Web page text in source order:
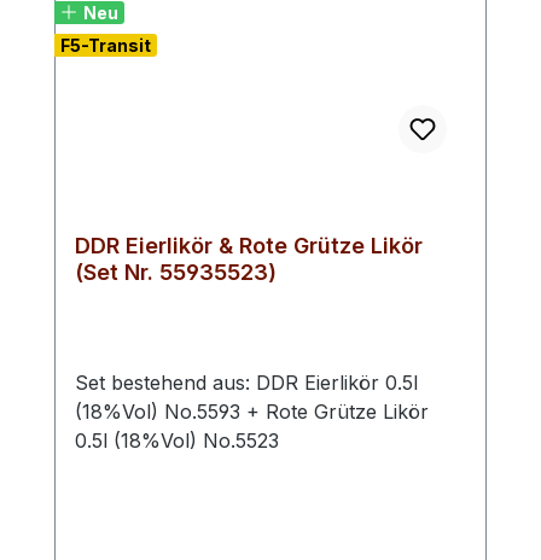
Neu
F5-Transit
DDR Eierlikör & Rote Grütze Likör
(Set Nr. 55935523)
Set bestehend aus: DDR Eierlikör 0.5l
(18%Vol) No.5593 + Rote Grütze Likör
0.5l (18%Vol) No.5523